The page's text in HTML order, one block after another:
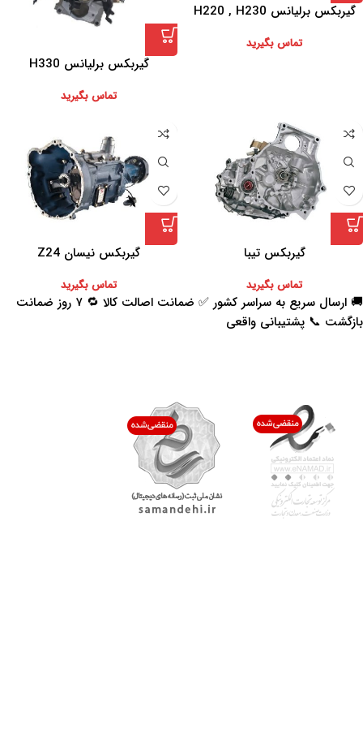
گیربکس برلیانس H220 , H230
تماس بگیرید
گیربکس برلیانس H330
تماس بگیرید
گیربکس تیبا
تماس بگیرید
گیربکس نیسان Z24
تماس بگیرید
🚚 ارسال سریع به سراسر کشور ✅ ضمانت اصالت کالا 🔁 ۷ روز ضمانت
بازگشت 📞 پشتیبانی واقعی